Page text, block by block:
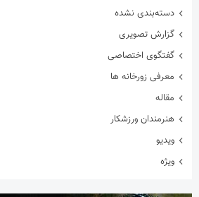
دسته‌بندی نشده
گزارش تصویری
گفتگوی اختصاصی
معرفی زورخانه ها
مقاله
هنرمندان ورزشکار
ویدیو
ویژه